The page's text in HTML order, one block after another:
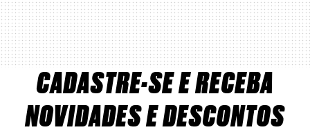
CADASTRE-SE E RECEBA
NOVIDADES E DESCONTOS